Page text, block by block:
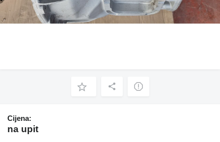
Cijena:
na upit